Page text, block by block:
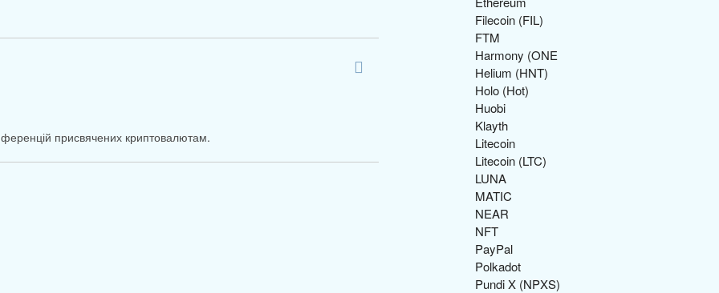
присвячених криптовалютам.
Filecoin (FIL)
FTM
Harmony (ONE
Helium (HNT)
Holo (Hot)
Huobi
Klayth
Litecoin
Litecoin (LTC)
LUNA
MATIC
NEAR
NFT
PayPal
Polkadot
Pundi X (NPXS)